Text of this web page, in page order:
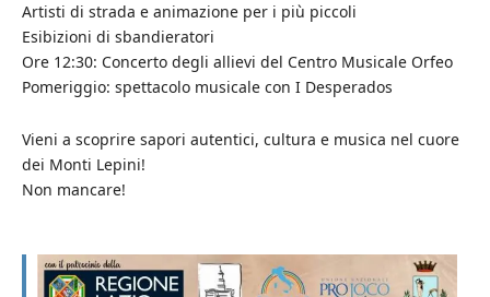
Artisti di strada e animazione per i più piccoli
Esibizioni di sbandieratori
Ore 12:30: Concerto degli allievi del Centro Musicale Orfeo
Pomeriggio: spettacolo musicale con I Desperados
Vieni a scoprire sapori autentici, cultura e musica nel cuore
dei Monti Lepini!
Non mancare!